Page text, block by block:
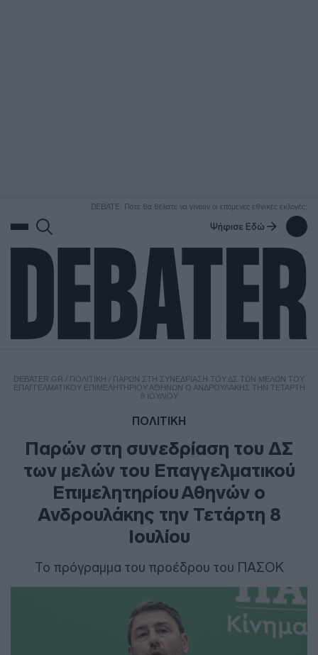
DEBATE: Πότε θα θέλατε να γίνουν οι επόμενες εθνικές εκλογές;
Ψήφισε Εδώ
DEBATER.GR / ΠΟΛΙΤΙΚΗ / ΠΑΡΏΝ ΣΤΗ ΣΥΝΕΔΡΊΑΣΗ ΤΟΥ ΔΣ ΤΩΝ ΜΕΛΏΝ ΤΟΥ
ΕΠΑΓΓΕΛΜΑΤΙΚΟΎ ΕΠΙΜΕΛΗΤΗΡΊΟΥ ΑΘΗΝΏΝ Ο ΑΝΔΡΟΥΛΆΚΗΣ ΤΗΝ ΤΕΤΆΡΤΗ
8 ΙΟΥΛΊΟΥ
ΠΟΛΙΤΙΚΗ
Παρών στη συνεδρίαση του ΔΣ
των μελών του Επαγγελματικού
Επιμελητηρίου Αθηνών ο
Ανδρουλάκης την Τετάρτη 8
Ιουλίου
Το πρόγραμμα του προέδρου του ΠΑΣΟΚ